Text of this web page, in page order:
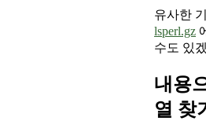
유사한
lsperl.gz
수도 있
내용
열 찾